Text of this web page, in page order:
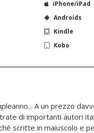
iPhone/iPad
Androids
Kindle
Kobo